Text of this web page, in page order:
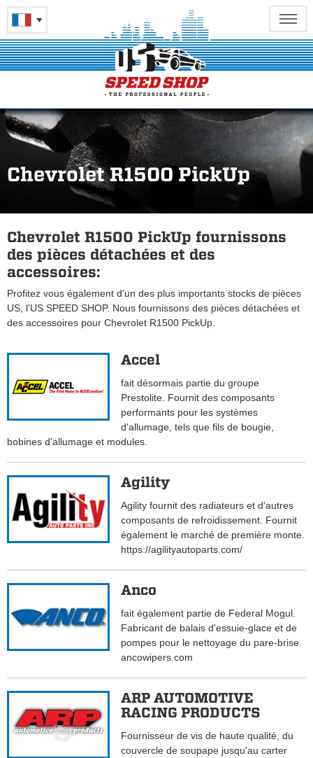
Chevrolet R1500 PickUp
Chevrolet R1500 PickUp fournissons
des pièces détachées et des
accessoires:
Profitez vous également d'un des plus importants stocks de pièces
US, l'US SPEED SHOP. Nous fournissons des pièces détachées et
des accessoires pour Chevrolet R1500 PickUp.
Accel
fait désormais partie du groupe
Prestolite. Fournit des composants
performants pour les systèmes
d'allumage, tels que fils de bougie,
bobines d'allumage et modules.
Agility
Agility fournit des radiateurs et d'autres
composants de refroidissement. Fournit
également le marché de première monte.
https://agilityautoparts.com/
Anco
fait également partie de Federal Mogul.
Fabricant de balais d'essuie-glace et de
pompes pour le nettoyage du pare-brise.
ancowipers.com
ARP AUTOMOTIVE
RACING PRODUCTS
Fournisseur de vis de haute qualité, du
couvercle de soupape jusqu'au carter